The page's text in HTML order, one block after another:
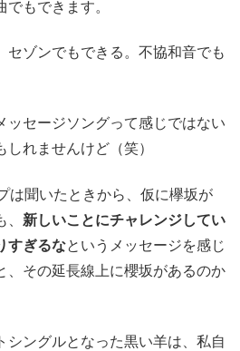
もできます。
セゾンでもできる。不協和音でも
ッセージソングって感じではない
れませんけど（笑）
は聞いたときから、仮に欅坂が
新しいことにチャレンジしてい
すぎるなというメッセージを感じ
、その延長線上に櫻坂があるのか
シングルとなった黒い羊は、私自